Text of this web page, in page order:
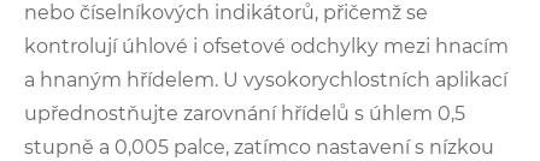
nebo číselníkových indikátorů, přičemž se
kontrolují úhlové i ofsetové odchylky mezi hnacím
a hnaným hřídelem. U vysokorychlostních aplikací
upřednostňujte zarovnání hřídelů s úhlem 0,5
stupně a 0,005 palce, zatímco nastavení s nízkou